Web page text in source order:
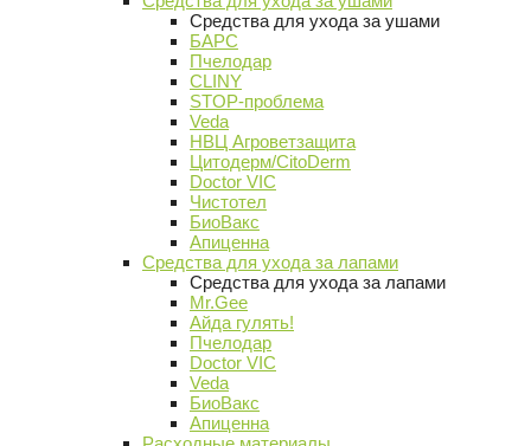
Средства для ухода за ушами
БАРС
Пчелодар
CLINY
STOP-проблема
Veda
НВЦ Агроветзащита
Цитодерм/CitoDerm
Doctor VIC
Чистотел
БиоВакс
Апиценна
Средства для ухода за лапами
Средства для ухода за лапами
Mr.Gee
Айда гулять!
Пчелодар
Doctor VIC
Veda
БиоВакс
Апиценна